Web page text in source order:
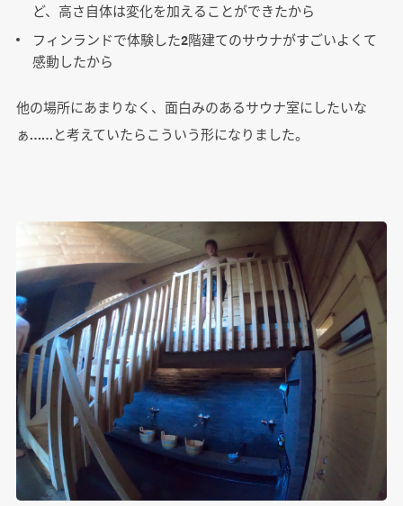
ど、高さ自体は変化を加えることができたから
フィンランドで体験した2階建てのサウナがすごいよくて
感動したから
他の場所にあまりなく、面白みのあるサウナ室にしたいな
ぁ……と考えていたらこういう形になりました。